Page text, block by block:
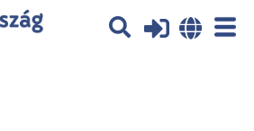
használ. További tájékoztatás itt: